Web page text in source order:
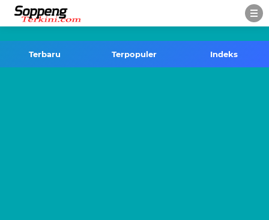
Terbaru Terpopuler Indeks